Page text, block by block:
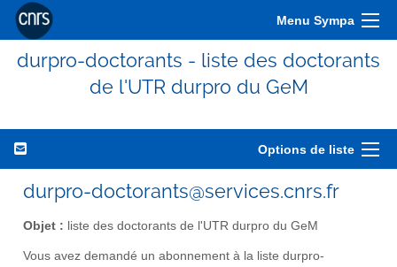
Menu Sympa
durpro-doctorants - liste des doctorants
de l'UTR durpro du GeM
Options de liste
durpro-doctorants@services.cnrs.fr
Objet : liste des doctorants de l'UTR durpro du GeM
Vous avez demandé un abonnement à la liste durpro-